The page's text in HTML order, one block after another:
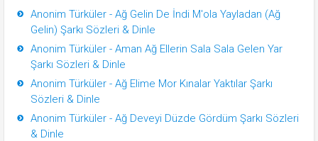
Anonim Türküler - Ağ Gelin De İndi M'ola Yayladan (Ağ
Gelin) Şarkı Sözleri & Dinle
Anonim Türküler - Aman Ağ Ellerin Sala Sala Gelen Yar
Şarkı Sözleri & Dinle
Anonim Türküler - Ağ Elime Mor Kınalar Yaktılar Şarkı
Sözleri & Dinle
Anonim Türküler - Ağ Deveyi Düzde Gördüm Şarkı Sözleri
& Dinle